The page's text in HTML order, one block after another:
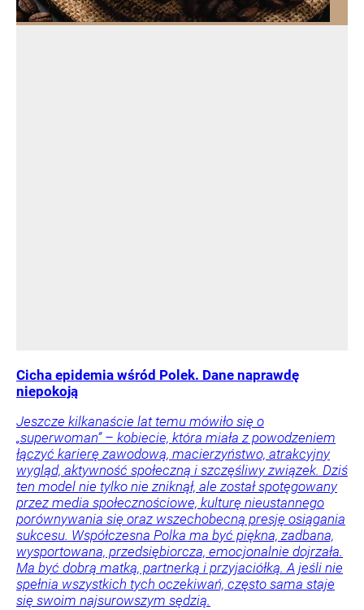
Cicha epidemia wśród Polek. Dane naprawdę
niepokoją
Jeszcze kilkanaście lat temu mówiło się o
„superwoman” – kobiecie, która miała z powodzeniem
łączyć karierę zawodową, macierzyństwo, atrakcyjny
wygląd, aktywność społeczną i szczęśliwy związek. Dziś
ten model nie tylko nie zniknął, ale został spotęgowany
przez media społecznościowe, kulturę nieustannego
porównywania się oraz wszechobecną presję osiągania
sukcesu. Współczesna Polka ma być piękna, zadbana,
wysportowana, przedsiębiorcza, emocjonalnie dojrzała.
Ma być dobrą matką, partnerką i przyjaciółką. A jeśli nie
spełnia wszystkich tych oczekiwań, często sama staje
się swoim najsurowszym sędzią.